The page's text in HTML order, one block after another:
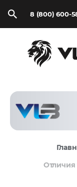
8 (800) 600-
Отличия
расчёт